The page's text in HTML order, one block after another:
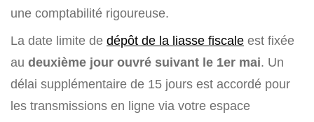
une comptabilité rigoureuse.
La date limite de dépôt de la liasse fiscale est fixée
au deuxième jour ouvré suivant le 1er mai. Un
délai supplémentaire de 15 jours est accordé pour
les transmissions en ligne via votre espace